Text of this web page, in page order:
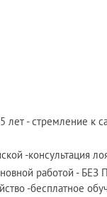
лет - стремление к
-консультация
работой -
-бесплатное